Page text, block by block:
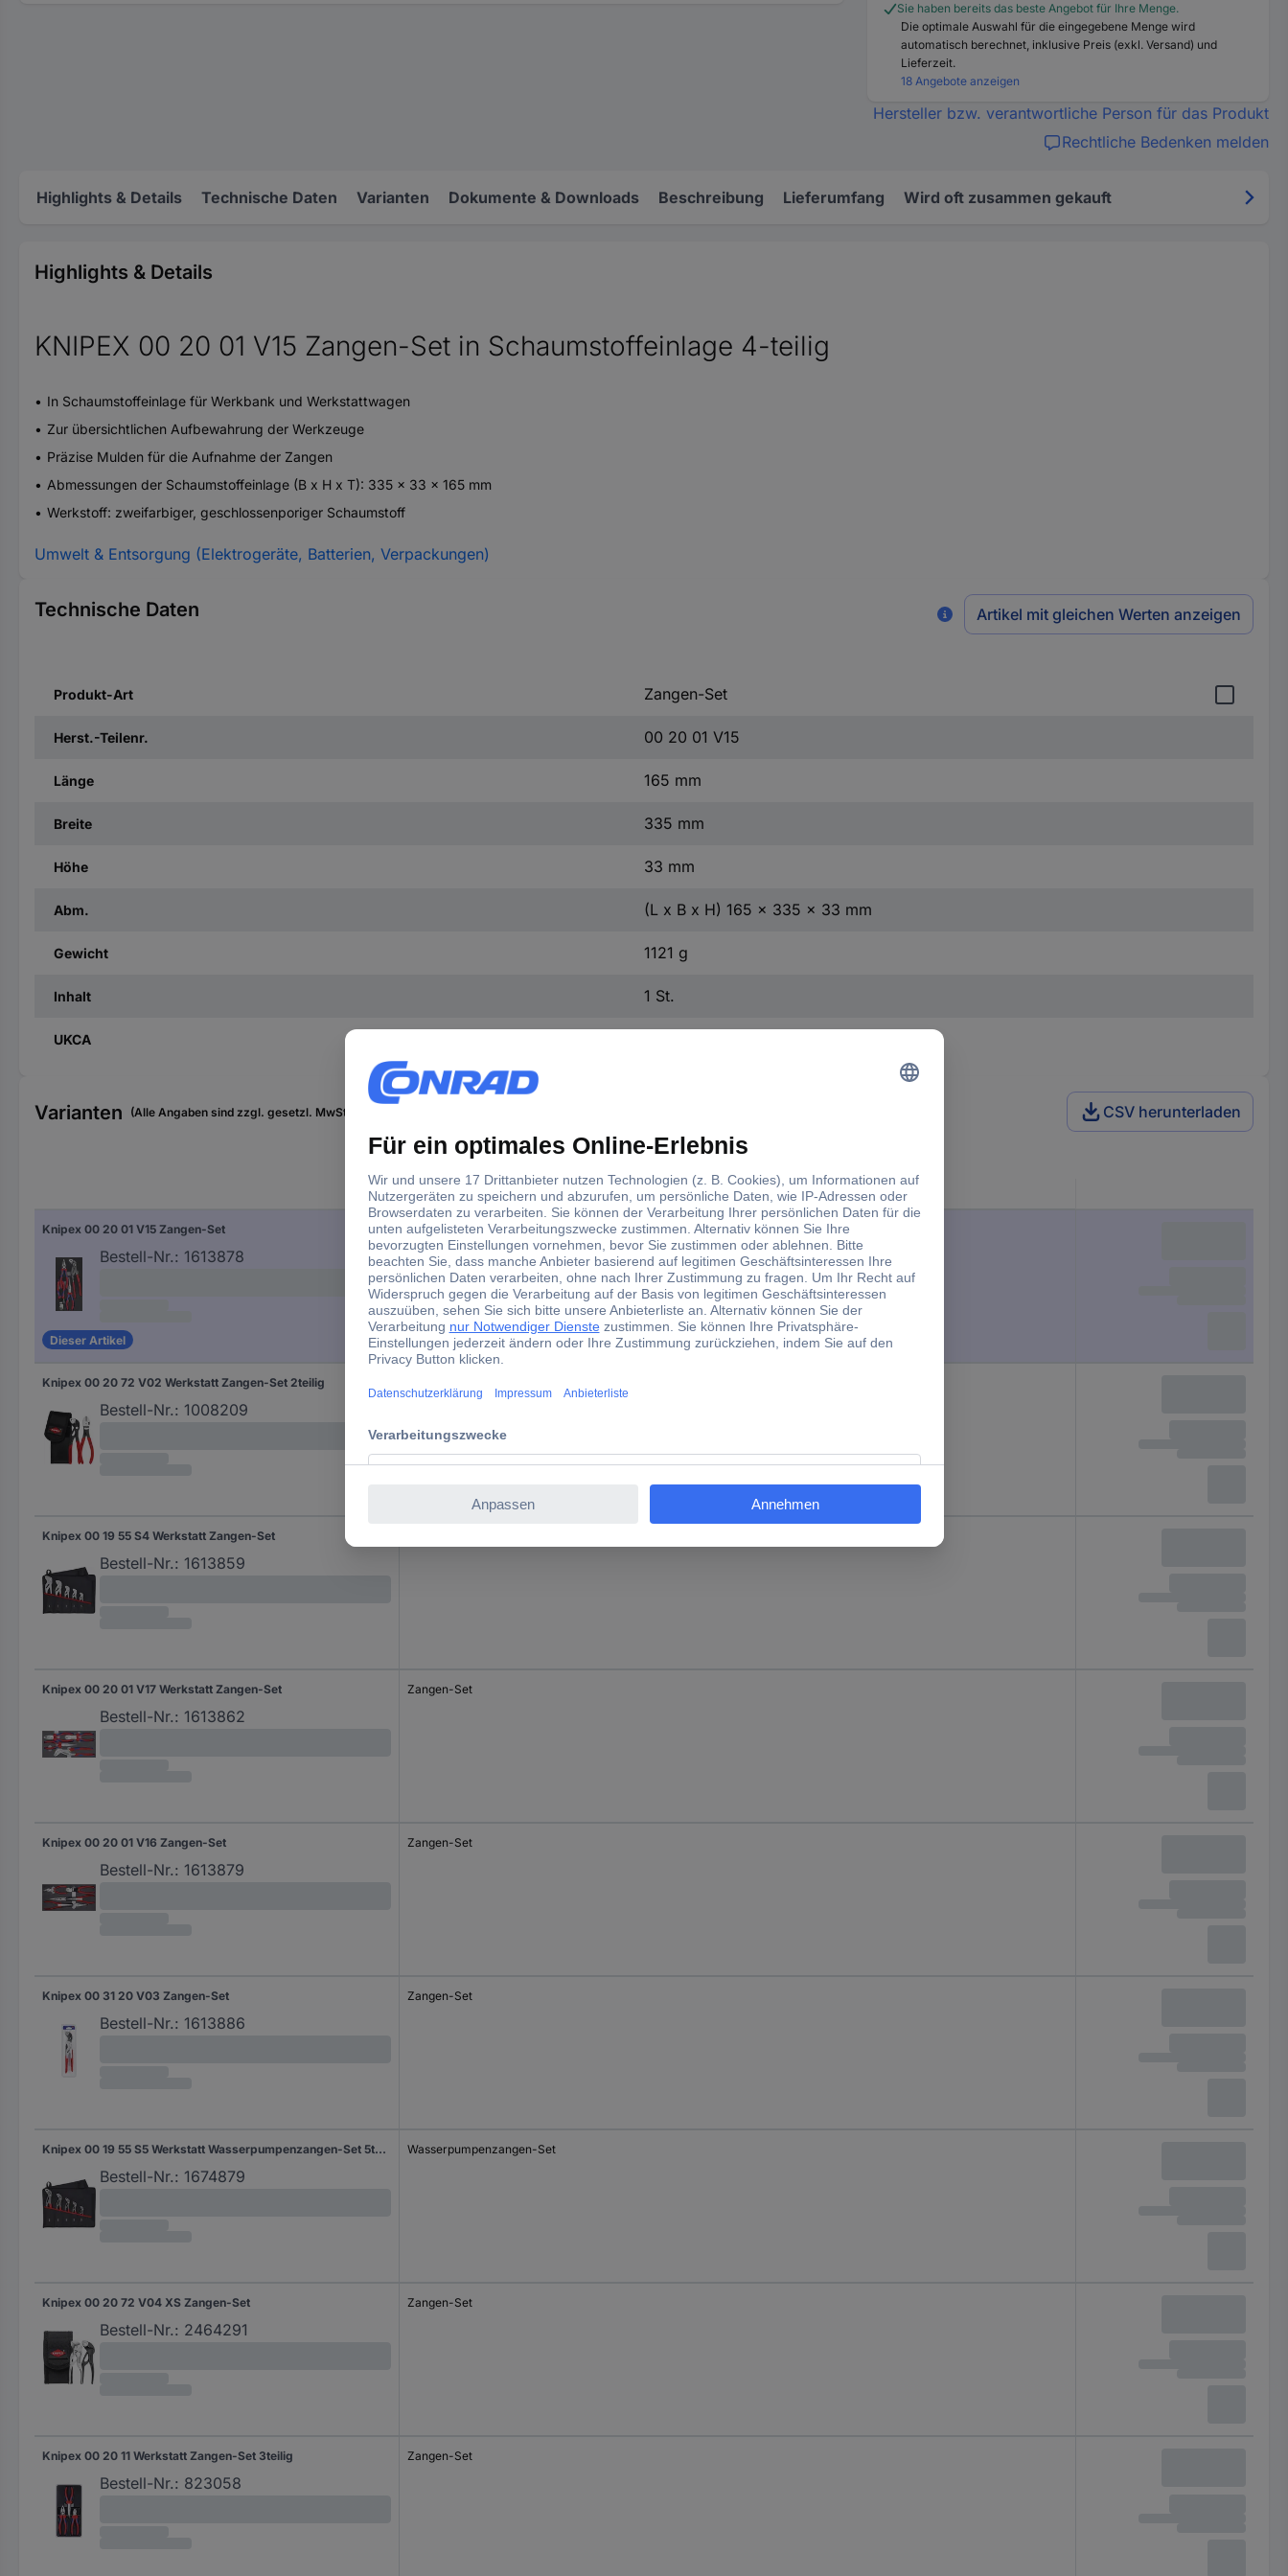
Sie haben bereits das beste Angebot für Ihre Menge.
Die optimale Auswahl für die eingegebene Menge wird
automatisch berechnet, inklusive Preis (exkl. Versand) und
Lieferzeit.
18 Angebote anzeigen
Hersteller bzw. verantwortliche Person für das Produkt
Rechtliche Bedenken melden
Highlights & Details Technische Daten Varianten Dokumente & Downloads Beschreibung Lieferumfang Wird oft zusammen gekauft
Highlights & Details
KNIPEX 00 20 01 V15 Zangen-Set in Schaumstoffeinlage 4-teilig
In Schaumstoffeinlage für Werkbank und Werkstattwagen
Zur übersichtlichen Aufbewahrung der Werkzeuge
Präzise Mulden für die Aufnahme der Zangen
Abmessungen der Schaumstoffeinlage (B x H x T): 335 x 33 x 165 mm
Werkstoff: zweifarbiger, geschlossenporiger Schaumstoff
Umwelt & Entsorgung (Elektrogeräte, Batterien, Verpackungen)
Technische Daten Artikel mit gleichen Werten anzeigen
Produkt-Art Zangen-Set
Herst.-Teilenr. 00 20 01 V15
Länge 165 mm
Breite 335 mm
Höhe 33 mm
Abm. (L x B x H) 165 x 335 x 33 mm
Gewicht 1121 g
Inhalt 1 St.
UKCA
Varianten (Alle Angaben sind zzgl. gesetzl. MwSt., zzgl. Versand) CSV herunterladen
Produkt-Art
Knipex 00 20 01 V15 Zangen-Set
Bestell-Nr.: 1613878
Dieser Artikel
Zangen-Set
Knipex 00 20 72 V02 Werkstatt Zangen-Set 2teilig
Bestell-Nr.: 1008209
Knipex 00 19 55 S4 Werkstatt Zangen-Set
Bestell-Nr.: 1613859
Knipex 00 20 01 V17 Werkstatt Zangen-Set
Bestell-Nr.: 1613862
Zangen-Set
Knipex 00 20 01 V16 Zangen-Set
Bestell-Nr.: 1613879
Zangen-Set
Knipex 00 31 20 V03 Zangen-Set
Bestell-Nr.: 1613886
Zangen-Set
Knipex 00 19 55 S5 Werkstatt Wasserpumpenzangen-Set 5teilig
Bestell-Nr.: 1674879
Wasserpumpenzangen-Set
Knipex 00 20 72 V04 XS Zangen-Set
Bestell-Nr.: 2464291
Zangen-Set
Knipex 00 20 11 Werkstatt Zangen-Set 3teilig
Bestell-Nr.: 823058
Zangen-Set